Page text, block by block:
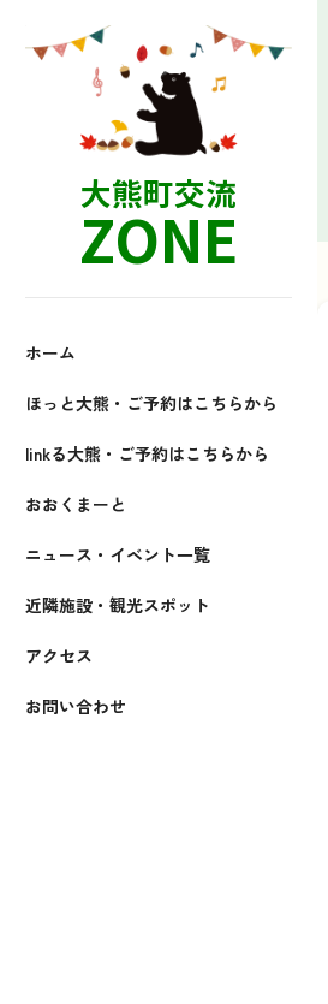
大熊町交流
ZONE
ホーム
ほっと大熊・ご予約はこちらから
linkる大熊・ご予約はこちらから
おおくまーと
ニュース・イベント一覧
近隣施設・観光スポット
アクセス
お問い合わせ